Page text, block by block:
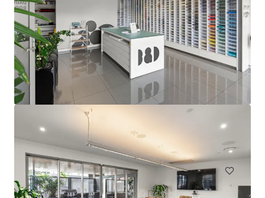
44-60 Fenton Street, Huntingdale VIC
44-60 Fenton Street, Huntingdale, VIC, 3166, AU
21.638 vierkante meter
Industrie & Logistiek Land